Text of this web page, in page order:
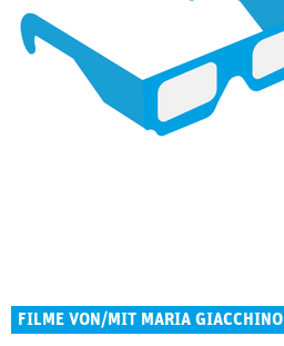
FILME VON/MIT MARIA GIACCHINO